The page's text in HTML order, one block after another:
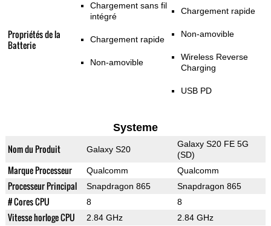
Propriétés de la
Batterie
Chargement sans fil
intégré
Chargement rapide
Non-amovible
Chargement rapide
Non-amovible
Wireless Reverse
Charging
USB PD
Systeme
Nom du Produit Galaxy S20
Galaxy S20 FE 5G
(SD)
Marque Processeur Qualcomm Qualcomm
Processeur Principal Snapdragon 865 Snapdragon 865
# Cores CPU 8 8
Vitesse horloge CPU 2.84 GHz 2.84 GHz